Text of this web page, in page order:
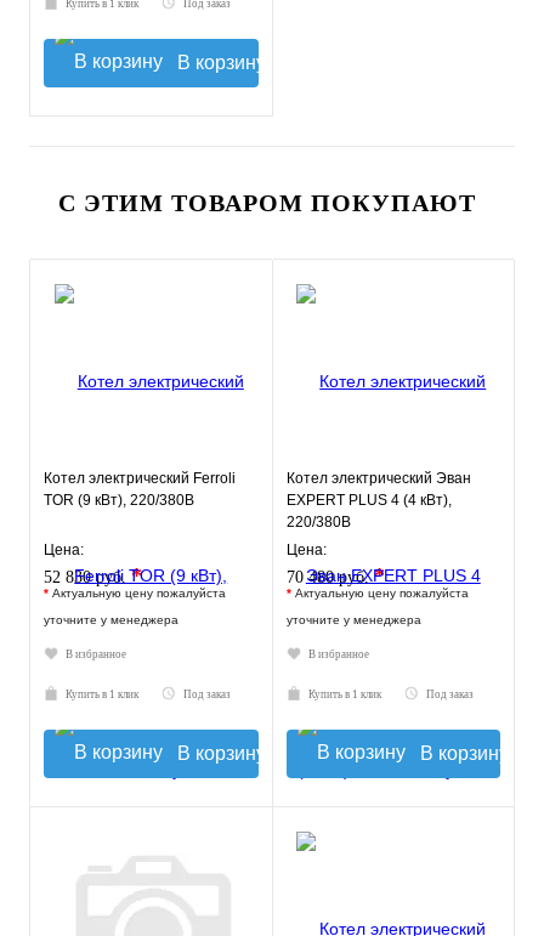
Купить в 1 клик Под заказ
В корзину
С ЭТИМ ТОВАРОМ ПОКУПАЮТ
Котел электрический Ferroli
TOR (9 кВт), 220/380В
Цена:
52 830 руб. *
* Актуальную цену пожалуйста
уточните у менеджера
В избранное
Купить в 1 клик Под заказ
В корзину
Котел электрический Эван
EXPERT PLUS 4 (4 кВт),
220/380В
Цена:
70 480 руб.*
* Актуальную цену пожалуйста
уточните у менеджера
В избранное
Купить в 1 клик Под заказ
В корзину